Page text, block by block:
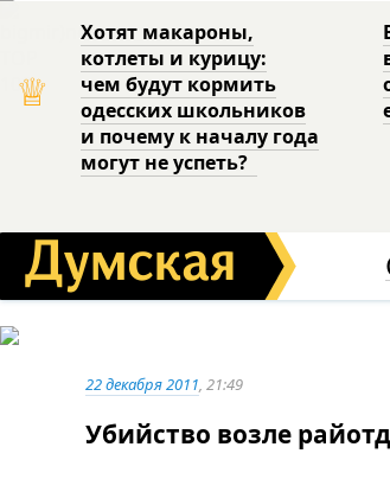
♕
Хотят макароны,
котлеты и курицу:
чем будут кормить
одесских школьников
и почему к началу года
могут не успеть?
22 декабря 2011, 21:49
Убийство возле